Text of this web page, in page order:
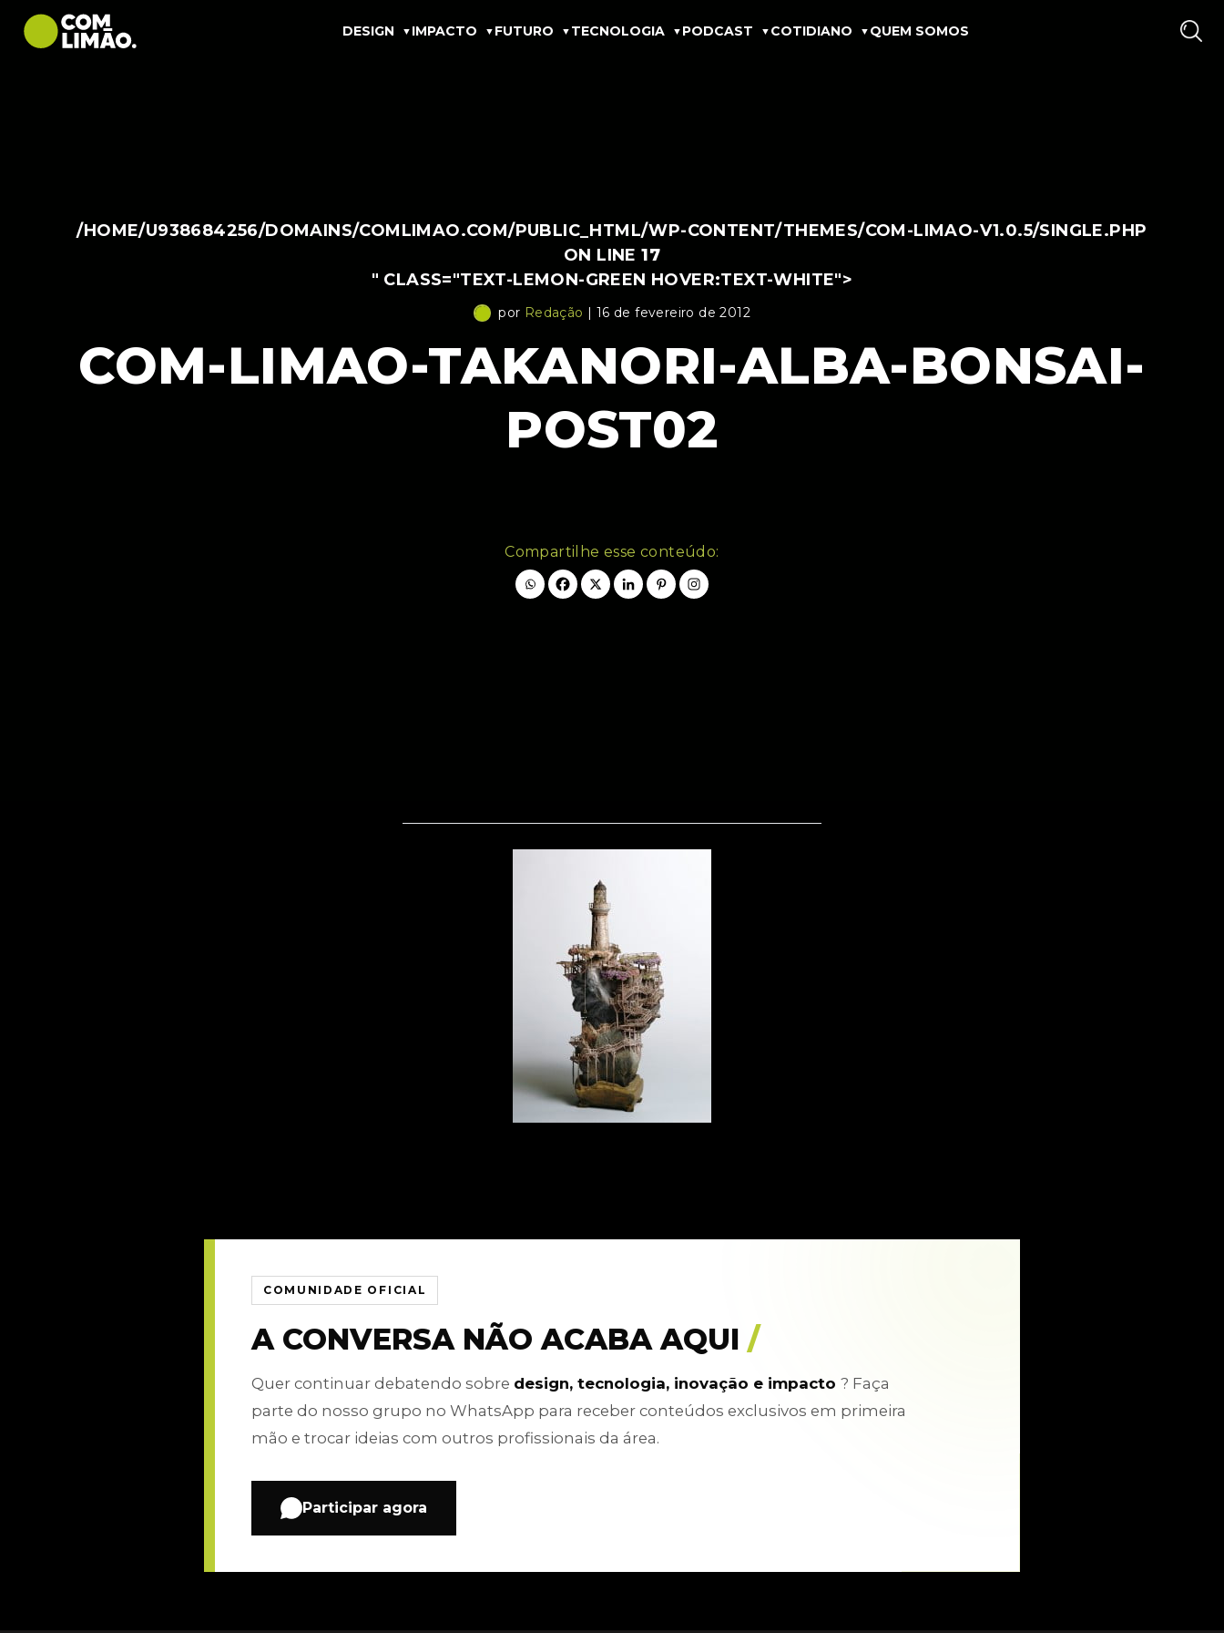
DESIGN IMPACTO FUTURO TECNOLOGIA PODCAST COTIDIANO QUEM SOMOS
/HOME/U938684256/DOMAINS/COMLIMAO.COM/PUBLIC_HTML/WP-CONTENT/THEMES/COM-LIMAO-V1.0.5/SINGLE.PHP
ON LINE17
" CLASS="TEXT-LEMON-GREEN HOVER:TEXT-WHITE">
por Redação | 16 de fevereiro de 2012
COM-LIMAO-TAKANORI-ALBA-BONSAI-
POST02
Compartilhe esse conteúdo:
COMUNIDADE OFICIAL
A CONVERSA NÃO ACABA AQUI /
Quer continuar debatendo sobre design, tecnologia, inovação e impacto ? Faça
parte do nosso grupo no WhatsApp para receber conteúdos exclusivos em primeira
mão e trocar ideias com outros profissionais da área.
Participar agora